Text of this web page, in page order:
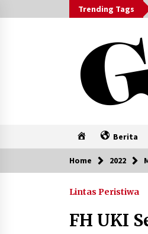
to
Trending Tags
Home Berita
Home 2022
Lintas Peristiwa
FH UKI